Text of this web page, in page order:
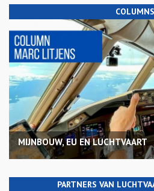
COLUMNS
MIJNBOUW, EU EN LUCHTVAART
PARTNERS VAN